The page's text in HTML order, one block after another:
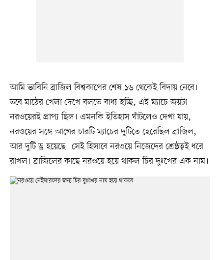
আমি ভাবিনি ব্রাজিল বিশ্বকাপের শেষ ১৬ থেকেই বিদায় নেবে।
তবে মাঠের খেলা দেখে বলতে বাধ্য হচ্ছি, এই ম্যাচে জয়টা
নরওয়েরই প্রাপ্য ছিল। এমনকি ইতিহাস ঘাঁটলেও দেখা যায়,
নরওয়ের সঙ্গে আগের চারটি ম্যাচের দুটিতে হেরেছিল ব্রাজিল,
আর দুটি ড্র হয়েছে। সেই হিসাবে নরওয়ে নিজেদের শ্রেষ্ঠত্বই ধরে
রাখল। ব্রাজিলের কাছে নরওয়ে হয়ে থাকল চির দুঃখের এক নাম।